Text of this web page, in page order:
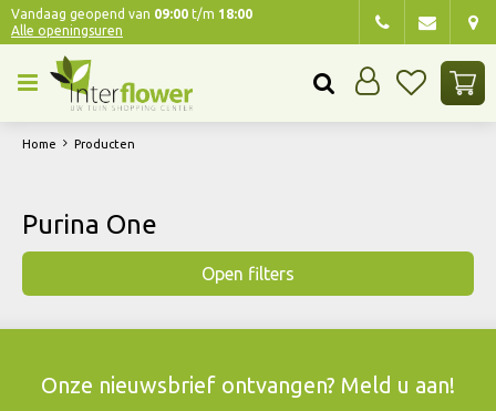
Home Producten
Vandaag geopend van 09:00 t/m 18:00
Alle openingsuren
Purina One
Open filters
Onze nieuwsbrief ontvangen? Meld u aan!